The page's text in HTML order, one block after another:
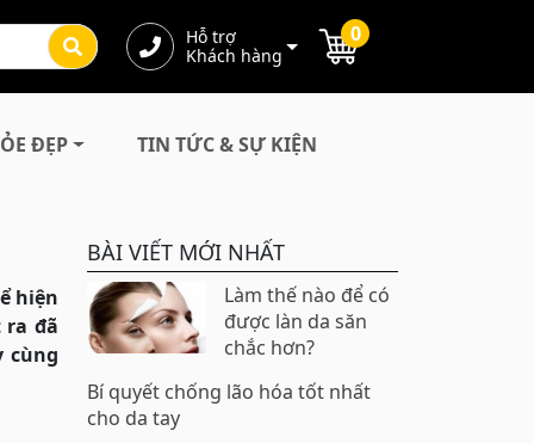
Hỗ trợ
Khách hàng
0
ĐẸP TIN TỨC & SỰ KIỆN
hiện
đã
cùng
BÀI VIẾT MỚI NHẤT
Làm thế nào để có
được làn da săn
chắc hơn?
Bí quyết chống lão hóa tốt nhất
cho da tay